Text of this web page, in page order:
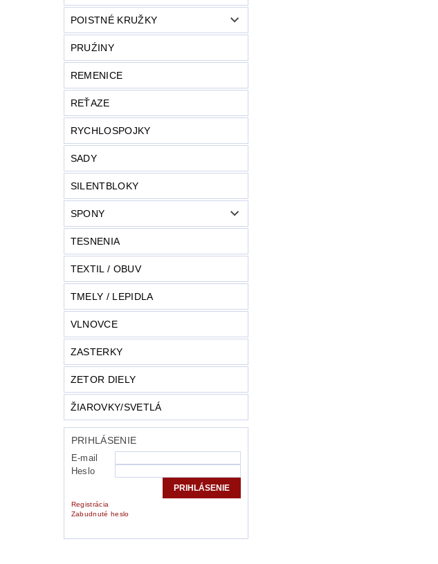
POISTNÉ KRUŽKY
PRUŹINY
REMENICE
REŤAZE
RYCHLOSPOJKY
SADY
SILENTBLOKY
SPONY
TESNENIA
TEXTIL / OBUV
TMELY / LEPIDLA
VLNOVCE
ZASTERKY
ZETOR DIELY
ŽIAROVKY/SVETLÁ
PRIHLÁSENIE
E-mail
Heslo
Registrácia
Zabudnuté heslo